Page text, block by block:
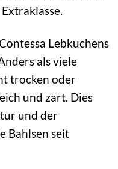
Lebkuchens
als viele
trocken oder
und zart. Dies
und der
Bahlsen seit